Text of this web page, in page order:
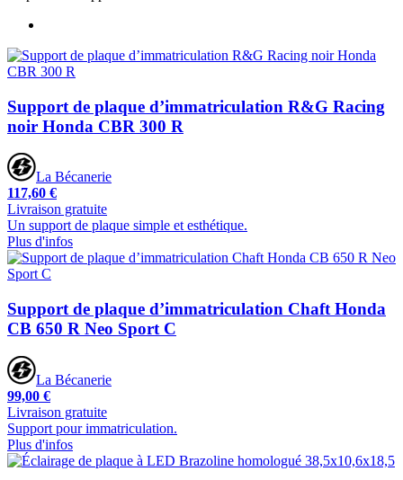
Support de plaque d’immatriculation R&G Racing
noir Honda CBR 300 R
La Bécanerie
117,60 €
Livraison gratuite
Un support de plaque simple et esthétique.
Plus d'infos
Support de plaque d’immatriculation Chaft Honda
CB 650 R Neo Sport C
La Bécanerie
99,00 €
Livraison gratuite
Support pour immatriculation.
Plus d'infos